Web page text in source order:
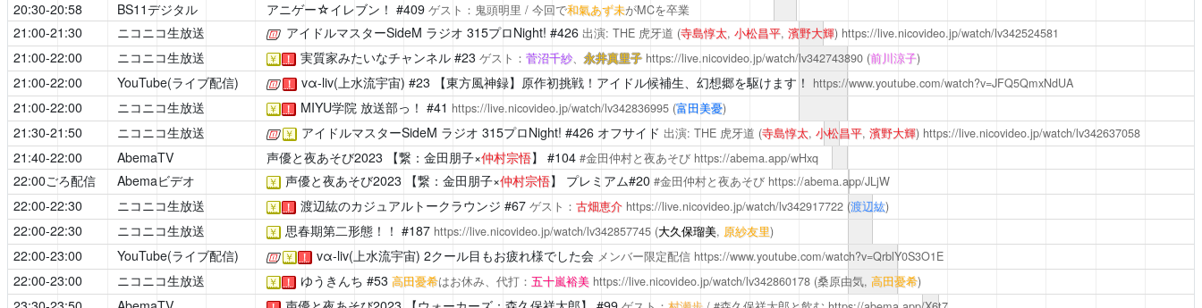
20:30-20:58 BS11デジタル アニゲー☆イレブン！ #409 ゲスト：鬼頭明里 / 今回で和氣あず未がMCを卒業
21:00-21:30 ニコニコ生放送
[公式] アイドルマスターSideM ラジオ 315プロNight! #426 出演: THE 虎牙道 (寺島惇太, 小松昌平, 濱野大輝) https://live.nicovideo.jp/watch/lv342524581
21:00-22:00 ニコニコ生放送 ￥ ！ 実質家みたいなチャンネル#23 ゲスト： 菅沼千紗、 永井真里子 https://live.nicovideo.jp/watch/lv342743890 (前川涼子)
21:00-22:00 YouTube(ライブ配信)
[公式] ！ vα-liv(上水流宇宙) #23 【東方風神録】原作初挑戦！アイドル候補生、幻想郷を駆けます！ https://www.youtube.com/watch?v=JFQ5QmxNdUA
21:00-22:00 ニコニコ生放送 ￥ ！ MIYU学院 放送部っ！ #41 https://live.nicovideo.jp/watch/lv342836995 (富田美憂)
21:30-21:50 ニコニコ生放送
[公式] ￥ アイドルマスターSideM ラジオ 315プロNight! #426 オフサイド 出演: THE 虎牙道 (寺島惇太, 小松昌平, 濱野大輝) https://live.nicovideo.jp/watch/lv342637058
21:40-22:00 AbemaTV 声優と夜あそび2023 【繋：金田朋子×仲村宗悟】 #104 #金田仲村と夜あそび https://abema.app/wHxq
22:00ごろ配信 Abemaビデオ ￥ 声優と夜あそび2023 【繋：金田朋子×仲村宗悟】 プレミアム#20 #金田仲村と夜あそび https://abema.app/JLjW
22:00-22:30 ニコニコ生放送 ￥ ！ 渡辺紘のカジュアルトークラウンジ #67 ゲスト： 古畑恵介 https://live.nicovideo.jp/watch/lv342917722 (渡辺紘)
22:00-22:30 ニコニコ生放送 ￥ 思春期第二形態！！ #187 https://live.nicovideo.jp/watch/lv342857745 (大久保瑠美, 原紗友里)
22:00-23:00 YouTube(ライブ配信)
[公式] ￥ ！ vα-liv(上水流宇宙) 2クール目もお疲れ様でした会 メンバー限定配信 https://www.youtube.com/watch?v=QrblY0S3O1E
22:00-23:00 ニコニコ生放送 ￥ ！ ゆうきんち #53 高田憂希はお休み、代打： 五十嵐裕美 https://live.nicovideo.jp/watch/lv342860178 (桑原由気, 高田憂希)